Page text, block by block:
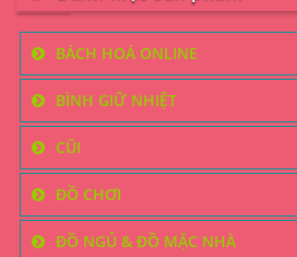
BÁCH HOÁ ONLINE
BÌNH GIỮ NHIỆT
CŨI
ĐỒ CHƠI
ĐỒ NGỦ & ĐỒ MẶC NHÀ